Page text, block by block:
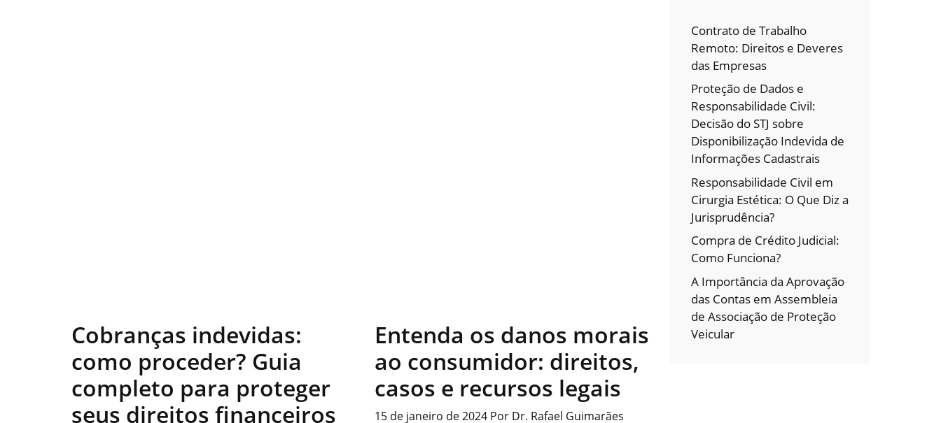
Cobranças indevidas:
como proceder? Guia
completo para proteger
seus direitos financeiros
Entenda os danos morais
ao consumidor: direitos,
casos e recursos legais
15 de janeiro de 2024 Por Dr. Rafael Guimarães
Contrato de Trabalho
Remoto: Direitos e Deveres
das Empresas
Proteção de Dados e
Responsabilidade Civil:
Decisão do STJ sobre
Disponibilização Indevida de
Informações Cadastrais
Responsabilidade Civil em
Cirurgia Estética: O Que Diz a
Jurisprudência?
Compra de Crédito Judicial:
Como Funciona?
A Importância da Aprovação
das Contas em Assembleia
de Associação de Proteção
Veicular